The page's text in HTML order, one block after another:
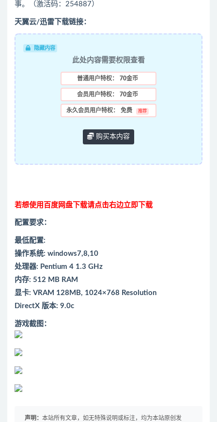
事。（激活码：254887）
天翼云/迅雷下载链接：
隐藏内容
此处内容需要权限查看
普通用户特权： 70金币
会员用户特权： 70金币
永久会员用户特权： 免费 推荐
购买本内容
若想使用百度网盘下载请点击右边立即下载
配置要求：
最低配置:
操作系统: windows7,8,10
处理器: Pentium 4 1.3 GHz
内存: 512 MB RAM
显卡: VRAM 128MB, 1024×768 Resolution
DirectX 版本: 9.0c
游戏截图：
声明： 本站所有文章，如无特殊说明或标注，均为本站原创发